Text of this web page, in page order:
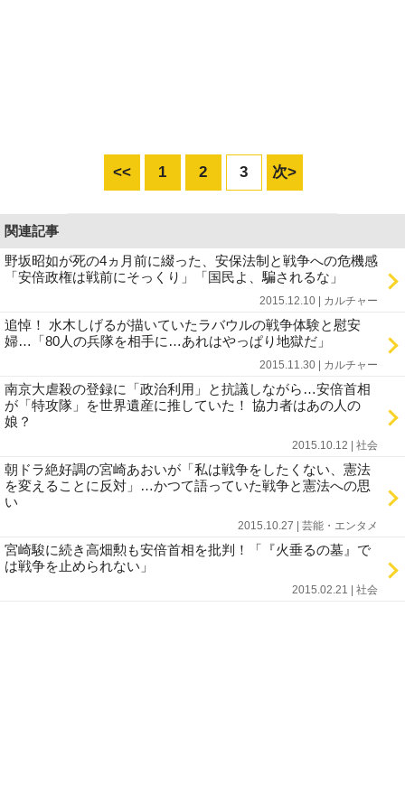
<< 1 2 3 次>
関連記事
野坂昭如が死の4ヵ月前に綴った、安保法制と戦争への危機感
「安倍政権は戦前にそっくり」「国民よ、騙されるな」
2015.12.10 | カルチャー
追悼！ 水木しげるが描いていたラバウルの戦争体験と慰安
婦…「80人の兵隊を相手に…あれはやっぱり地獄だ」
2015.11.30 | カルチャー
南京大虐殺の登録に「政治利用」と抗議しながら…安倍首相
が「特攻隊」を世界遺産に推していた！ 協力者はあの人の
娘？
2015.10.12 | 社会
朝ドラ絶好調の宮崎あおいが「私は戦争をしたくない、憲法
を変えることに反対」…かつて語っていた戦争と憲法への思
い
2015.10.27 | 芸能・エンタメ
宮崎駿に続き高畑勲も安倍首相を批判！「『火垂るの墓』で
は戦争を止められない」
2015.02.21 | 社会